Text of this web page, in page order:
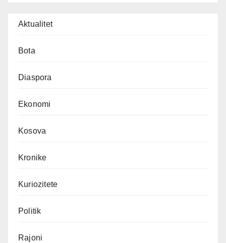
Aktualitet
Bota
Diaspora
Ekonomi
Kosova
Kronike
Kuriozitete
Politik
Rajoni